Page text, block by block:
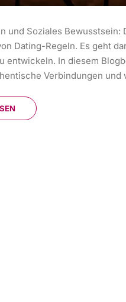
und Soziales
Dating-Regeln. Es geht
entwickeln. In diesem
Verbindungen